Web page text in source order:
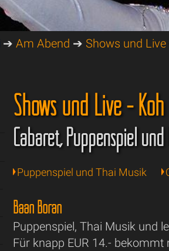
➔Am Abend ➔ Shows und Live
Shows und Live -
Cabaret, Puppenspiel
Puppenspiel und Thai Musik
Baan Boran
Puppenspiel, Thai Musik und
Für knapp EUR 14.-